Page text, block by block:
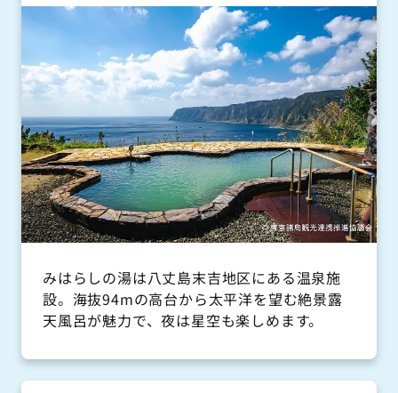
www.mobil-rentacar.com/index.html
フリーダムレンタカー
04996-2-3711
8jo-freedom.com
空港レンタカー
04996-2-0582
カーセンター八丈
04995-2-3399
049996-7-0216
hachijojimaseventaxi.hp.peraichi.com
04996-2-1131
park18.wakwak.com/~hachijo-akamatsu
そこど荘
04996-2-0092
www.sokodo-so.com/
みはらしの湯は八丈島末吉地区にある温泉施
設。海抜94mの高台から太平洋を望む絶景露
天風呂が魅力で、夜は星空も楽しめます。